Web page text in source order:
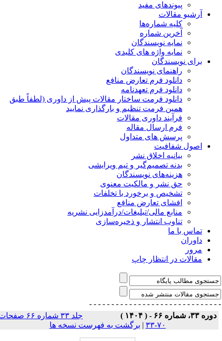
پیوندهای مفید
آرشیو مقالات
کلیه شماره‌ها
آخرین شماره
نمایه نویسندگان
نمایه واژه های کلیدی
برای نویسندگان
راهنمای نویسندگان
دانلود فرم تعارض منافع
دانلود فرم تعهدنامه
دانلود فرمت ساختار مقالات پیش از داوری (لطفاً طبق
همین فرمت تنظیم و بارگذاری نمایید
فرآیند داوری مقالات
فرم ارسال مقاله
پرسش های متداول
اصول شفافیت
بیانیه اخلاق نشر
بدنه تصمیم‌گیر و تیم ویرایشی
هزینه‌های نویسندگان
حق نشر و مالکیت معنوی
تشخیص و برخورد با تخلفات
افشای تعارض منافع
منابع مالی/تبلیغات/درآمدزایی نشریه
تناوب انتشار و ذخیره‌سازی
تماس با ما
داوران
مرور
مقالات در انتظار چاپ
- - - - - - - - - - - - -
- - - - - - - - - - - - - - -
دوره ۳۳، شماره ۶۶ - ( ۱۴۰۴ )
جلد ۳۳ شماره ۶۶ صفحات
۷۰-۳۳
|برگشت به فهرست نسخه ها